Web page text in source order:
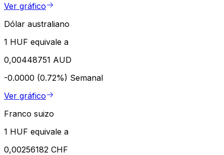
Ver gráfico
Dólar australiano
1 HUF equivale a
0,00448751 AUD
-0.0000 (0.72%) Semanal
Ver gráfico
Franco suizo
1 HUF equivale a
0,00256182 CHF